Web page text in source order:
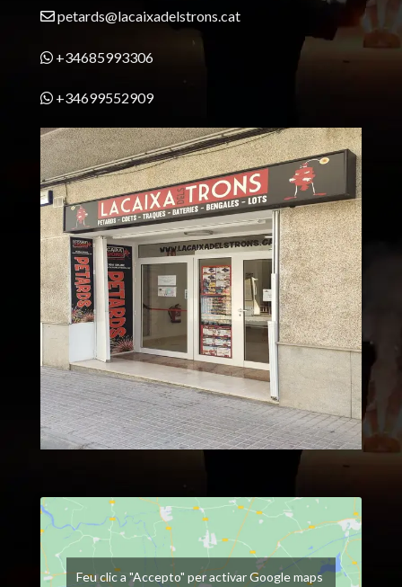
petards@lacaixadelstrons.cat
+34685993306
+34699552909
Feu clic a "Accepto" per activar Google maps